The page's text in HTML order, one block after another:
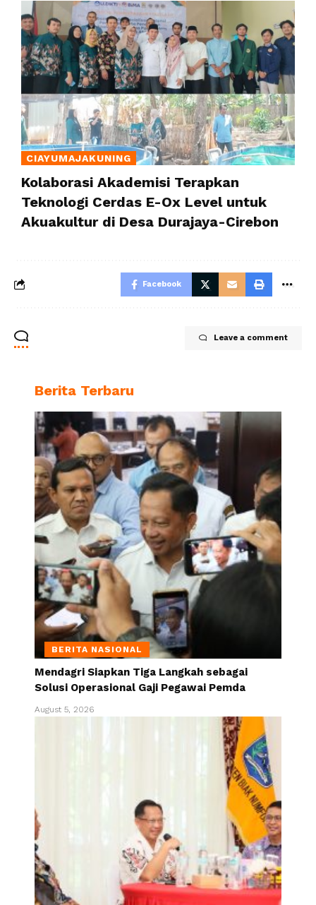
CIAYUMAJAKUNING
Kolaborasi Akademisi Terapkan
Teknologi Cerdas E-Ox Level untuk
Akuakultur di Desa Durajaya-Cirebon
Facebook
Leave a comment
Berita Terbaru
BERITA NASIONAL
Mendagri Siapkan Tiga Langkah sebagai
Solusi Operasional Gaji Pegawai Pemda
August 5, 2026